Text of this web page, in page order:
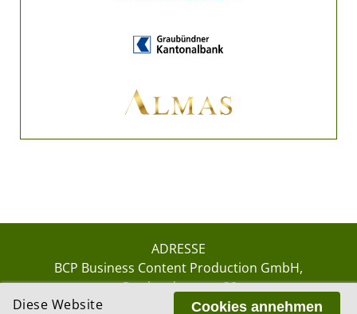
ADRESSE
BCP Business Content Production GmbH
Gotthardstrasse 38
8002 ZürichCookies annehmen
Diese Website